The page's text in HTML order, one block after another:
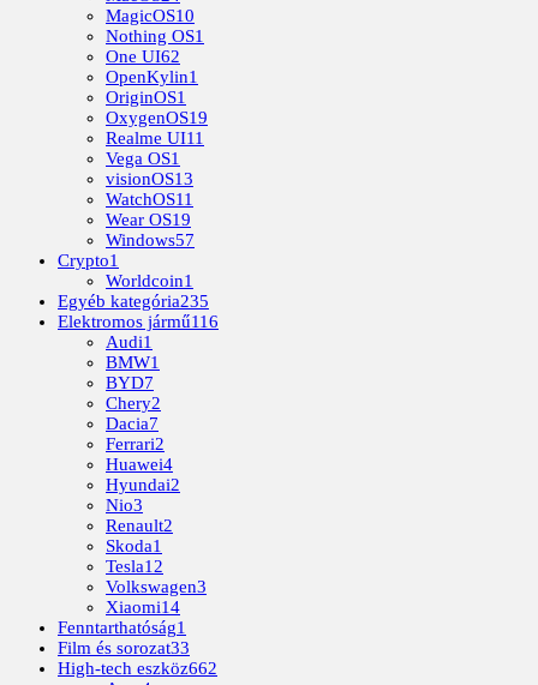
MagicOS10
Nothing OS1
One UI62
OpenKylin1
OriginOS1
OxygenOS19
Realme UI11
Vega OS1
visionOS13
WatchOS11
Wear OS19
Windows57
Crypto1
Worldcoin1
Egyéb kategória235
Elektromos jármű116
Audi1
BMW1
BYD7
Chery2
Dacia7
Ferrari2
Huawei4
Hyundai2
Nio3
Renault2
Skoda1
Tesla12
Volkswagen3
Xiaomi14
Fenntarthatóság1
Film és sorozat33
High-tech eszköz662